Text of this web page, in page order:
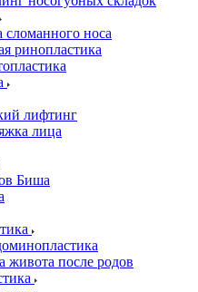
сломанного носа
ринопластика
лифтинг
лица
Биша
живота после родов